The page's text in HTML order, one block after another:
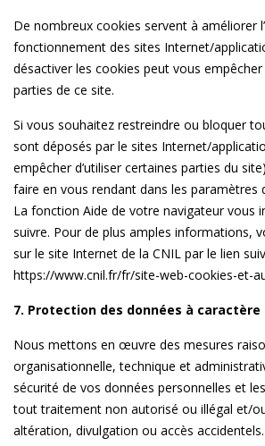
De nombreux cookies servent à améliorer
fonctionnement des sites Internet/
désactiver les cookies peut vous empêcher
parties de ce site.
Si vous souhaitez restreindre ou bloquer
sont déposés par le sites Internet/
empêcher d’utiliser certaines parties du
faire en vous rendant dans les paramètres
La fonction Aide de votre navigateur vous
suivre. Pour de plus amples informations,
sur le site Internet de la CNIL par le lien
https://www.cnil.fr/fr/site-web-cookies-et-
7. Protection des données à caractère
Nous mettons en œuvre des mesures
organisationnelle, technique et
sécurité de vos données personnelles et
tout traitement non autorisé ou illégal et/
altération, divulgation ou accès accidentels.